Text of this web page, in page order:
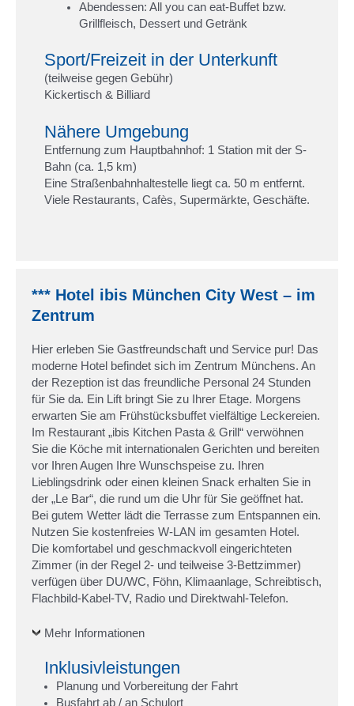
Abendessen: All you can eat-Buffet bzw.
Grillfleisch, Dessert und Getränk
Sport/Freizeit in der Unterkunft
(teilweise gegen Gebühr)
Kickertisch & Billiard
Nähere Umgebung
Entfernung zum Hauptbahnhof: 1 Station mit der S-
Bahn (ca. 1,5 km)
Eine Straßenbahnhaltestelle liegt ca. 50 m entfernt.
Viele Restaurants, Cafès, Supermärkte, Geschäfte.
*** Hotel ibis München City West – im
Zentrum
Hier erleben Sie Gastfreundschaft und Service pur! Das
moderne Hotel befindet sich im Zentrum Münchens. An
der Rezeption ist das freundliche Personal 24 Stunden
für Sie da. Ein Lift bringt Sie zu Ihrer Etage. Morgens
erwarten Sie am Frühstücksbuffet vielfältige Leckereien.
Im Restaurant „ibis Kitchen Pasta & Grill“ verwöhnen
Sie die Köche mit internationalen Gerichten und bereiten
vor Ihren Augen Ihre Wunschspeise zu. Ihren
Lieblingsdrink oder einen kleinen Snack erhalten Sie in
der „Le Bar“, die rund um die Uhr für Sie geöffnet hat.
Bei gutem Wetter lädt die Terrasse zum Entspannen ein.
Nutzen Sie kostenfreies W-LAN im gesamten Hotel.
Die komfortabel und geschmackvoll eingerichteten
Zimmer (in der Regel 2- und teilweise 3-Bettzimmer)
verfügen über DU/WC, Föhn, Klimaanlage, Schreibtisch,
Flachbild-Kabel-TV, Radio und Direktwahl-Telefon.
Mehr Informationen
Inklusivleistungen
Planung und Vorbereitung der Fahrt
Busfahrt ab / an Schulort